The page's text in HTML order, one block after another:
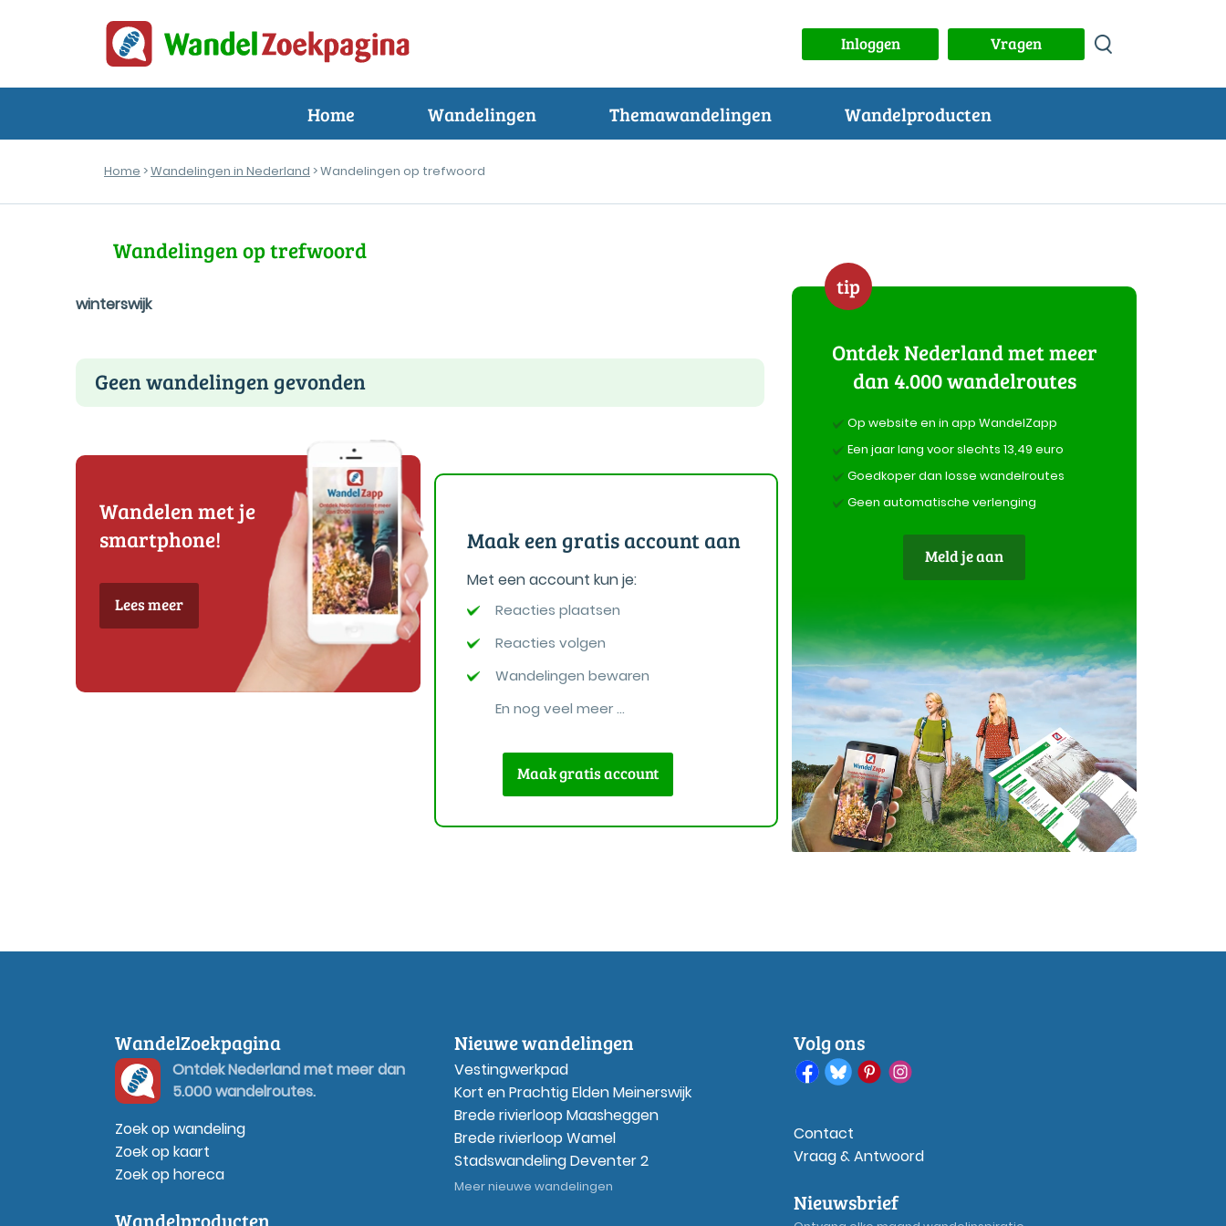
Inloggen Vragen
Home Wandelingen Themawandelingen Wandelproducten
Home >Wandelingen in Nederland > Wandelingen op trefwoord
Wandelingen op trefwoord
winterswijk
Geen wandelingen gevonden
tip
Ontdek Nederland met meer
dan 4.000 wandelroutes
Op website en in app WandelZapp
Een jaar lang voor slechts 13,49 euro
Goedkoper dan losse wandelroutes
Geen automatische verlenging
Meld je aan
Wandelen met je
smartphone!
Lees meer
Maak een gratis account aan
Met een account kun je:
Reacties plaatsen
Reacties volgen
Wandelingen bewaren
En nog veel meer ...
Maak gratis account
WandelZoekpagina
Ontdek Nederland met meer dan
5.000 wandelroutes.
Zoek op wandeling
Zoek op kaart
Zoek op horeca
Wandelproducten
Nieuwe wandelingen
Vestingwerkpad
Kort en Prachtig Elden Meinerswijk
Brede rivierloop Maasheggen
Brede rivierloop Wamel
Stadswandeling Deventer 2
Meer nieuwe wandelingen
Volg ons
Contact
Vraag & Antwoord
Nieuwsbrief